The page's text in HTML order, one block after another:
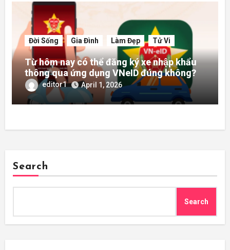
Đời Sống Gia Đình Làm Đẹp Tử Vi
Từ hôm nay có thể đăng ký xe nhập khẩu
thông qua ứng dụng VNeID đúng không?
editor1 April 1, 2026
Search
Search